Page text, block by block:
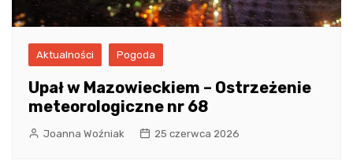
Aktualności Pogoda
Upał w Mazowieckiem – Ostrzeżenie
meteorologiczne nr 68
Joanna Woźniak 25 czerwca 2026